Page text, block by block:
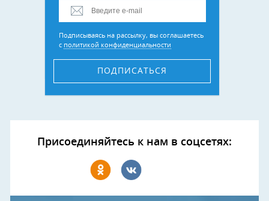
Подписываясь на рассылку, вы соглашаетесь
с политикой конфиденциальности
ПОДПИСАТЬСЯ
Присоединяйтесь к нам в соцсетях: